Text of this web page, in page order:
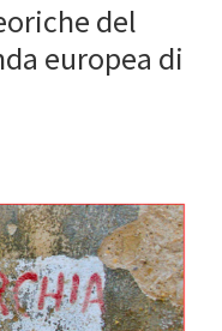
del
europea di